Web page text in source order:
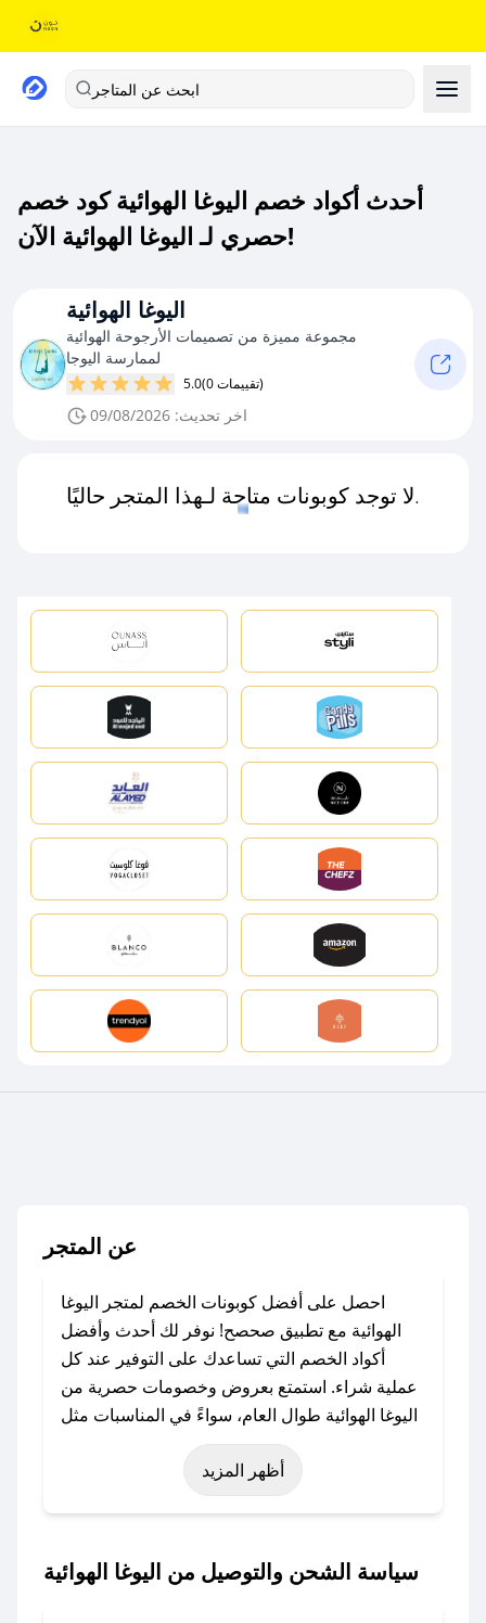
ابحث عن المتاجر
أحدث أكواد خصم اليوغا الهوائية كود خصم
حصري لـ اليوغا الهوائية الآن!
اليوغا الهوائية
مجموعة مميزة من تصميمات الأرجوحة الهوائية
لممارسة اليوجا
5.0 (0 تقييمات)
اخر تحديث: 09/08/2026
لا توجد كوبونات متاحة لـهذا المتجر حاليًا.
عن المتجر
احصل على أفضل كوبونات الخصم لمتجر اليوغا
الهوائية مع تطبيق صحصح! نوفر لك أحدث وأفضل
أكواد الخصم التي تساعدك على التوفير عند كل
عملية شراء. استمتع بعروض وخصومات حصرية من
اليوغا الهوائية طوال العام، سواءً في المناسبات مثل
عيد الفطر، عيد الأضحى، الجمعة البيضاء (شهر
نوفمبر)، رمضان، اليوم الوطني، يوم التأسيس، أو
حتى عروض خاصة أخرى.
باستخدام تطبيق صحصح، يمكنك العثور بسهولة على
أظهر المزيد
سياسة الشحن والتوصيل من اليوغا الهوائية